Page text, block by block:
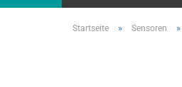
Startseite » Sensoren »